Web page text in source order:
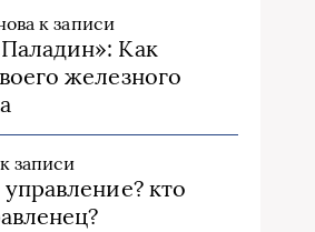
к записи
Как
железного
записи
кто